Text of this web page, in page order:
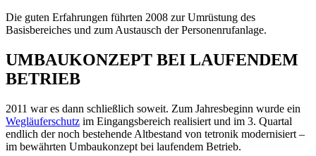
Die guten Erfahrungen führten 2008 zur Umrüstung des
Basisbereiches und zum Austausch der Personenrufanlage.
UMBAUKONZEPT BEI LAUFENDEM
BETRIEB
2011 war es dann schließlich soweit. Zum Jahresbeginn wurde ein
Wegläuferschutz im Eingangsbereich realisiert und im 3. Quartal
endlich der noch bestehende Altbestand von tetronik modernisiert –
im bewährten Umbaukonzept bei laufendem Betrieb.